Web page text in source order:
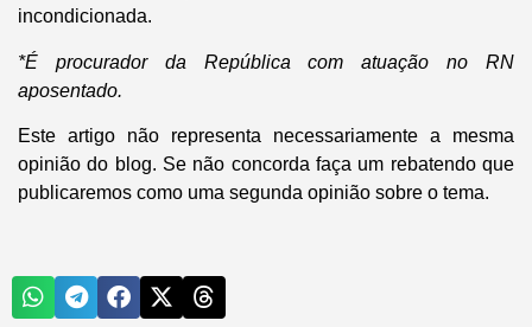
incondicionada.
*É procurador da República com atuação no RN
aposentado.
Este artigo não representa necessariamente a mesma
opinião do blog. Se não concorda faça um rebatendo que
publicaremos como uma segunda opinião sobre o tema.